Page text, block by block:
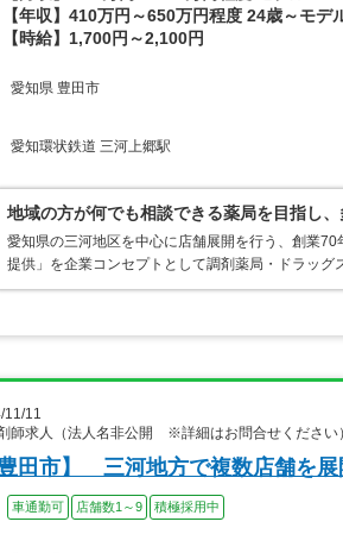
【年収】410万円～650万円程度 24歳～モデ
【時給】1,700円～2,100円
愛知県 豊田市
愛知環状鉄道 三河上郷駅
地域の方が何でも相談できる薬局を目指し
愛知県の三河地区を中心に店舗展開を行う、創業
提供」を企業コンセプトとして調剤薬局・ドラッグ
11/11
師求人（法人名非公開 ※詳細はお問合せください）
豊田市】 三河地方で複数店舗を展
車通勤可 店舗数1～9 積極採用中